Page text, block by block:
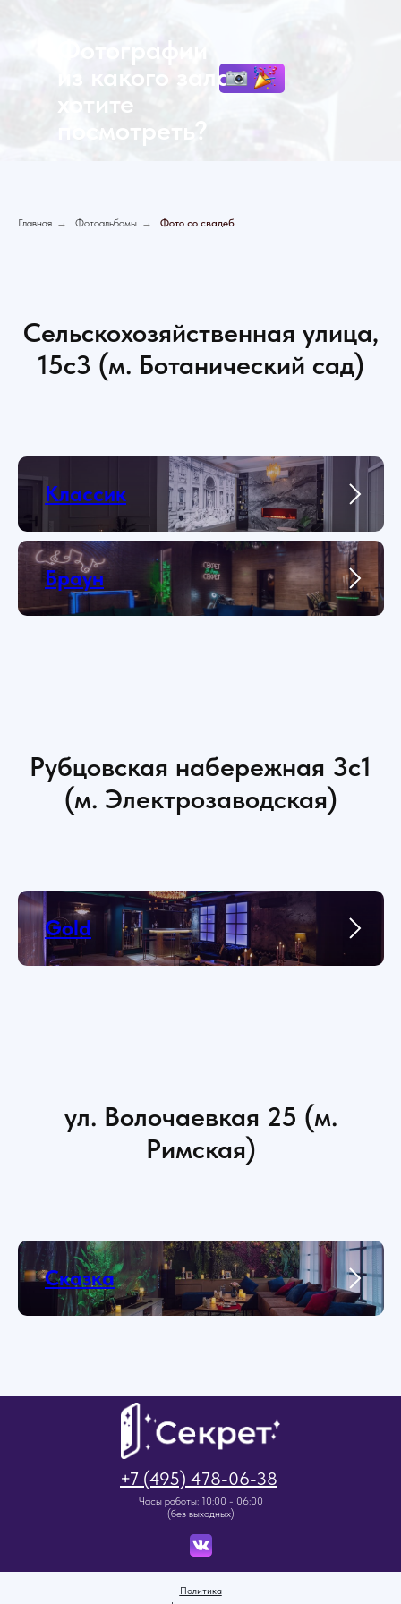
Фотографии
из какого
зала
хотите
посмотреть?
Главная → Фотоальбомы → Фото со свадеб
Сельскохозяйственная улица,
15с3 (м. Ботанический сад)
Классик
Браун
Рубцовская набережная 3с1
(м. Электрозаводская)
Gold
ул. Волочаевкая 25 (м.
Римская)
Сказка
Часы работы: 10:00 - 06:00
(без выходных)
Политика
+7 (495) 478-06-38